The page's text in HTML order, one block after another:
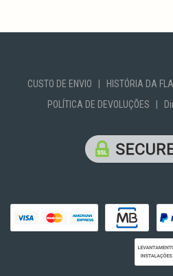
CUSTO DE ENVIO | HISTÓRIA DA
POLÍTICA DE DEVOLUÇÕES |